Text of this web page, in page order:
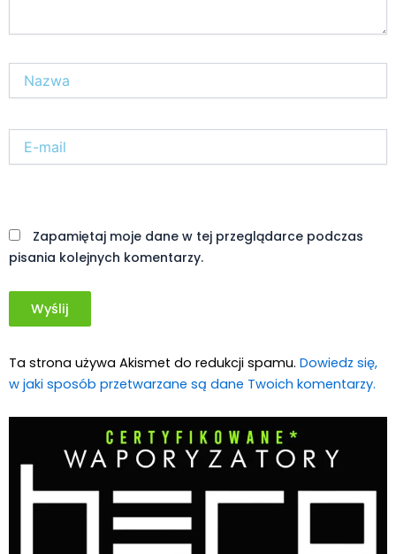
mail*
Zapamiętaj moje dane w tej przeglądarce podczas
pisania kolejnych komentarzy.
Ta strona używa Akismet do redukcji spamu. Dowiedz się,
w jaki sposób przetwarzane są dane Twoich komentarzy.